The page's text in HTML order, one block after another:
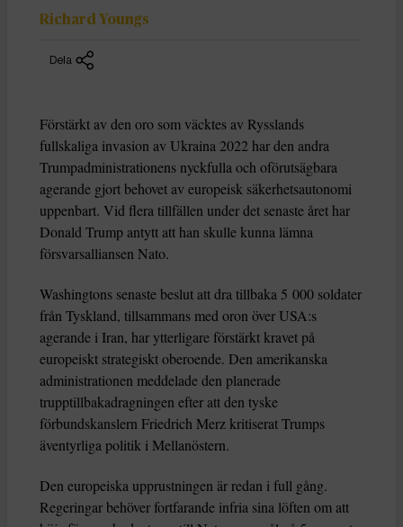
Richard Youngs
Dela
Förstärkt av den oro som väcktes av Rysslands
fullskaliga invasion av Ukraina 2022 har den andra
Trumpadministrationens nyckfulla och oförutsägbara
agerande gjort behovet av europeisk säkerhetsautonomi
uppenbart. Vid flera tillfällen under det senaste året har
Donald Trump antytt att han skulle kunna lämna
försvarsalliansen Nato.
Washingtons senaste beslut att dra tillbaka 5 000 soldater
från Tyskland, tillsammans med oron över USA:s
agerande i Iran, har ytterligare förstärkt kravet på
europeiskt strategiskt oberoende. Den amerikanska
administrationen meddelade den planerade
trupptillbakadragningen efter att den tyske
förbundskanslern Friedrich Merz kritiserat Trumps
äventyrliga politik i Mellanöstern.
Den europeiska upprustningen är redan i full gång.
Regeringar behöver fortfarande infria sina löften om att